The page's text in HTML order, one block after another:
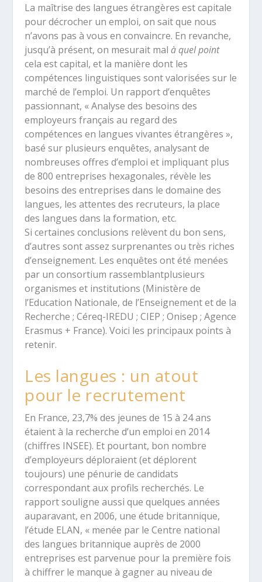
La maîtrise des langues étrangères est capitale
pour décrocher un emploi, on sait que nous
n’avons pas à vous en convaincre. En revanche,
jusqu’à présent, on mesurait mal à quel point
cela est capital, et la manière dont les
compétences linguistiques sont valorisées sur le
marché de l’emploi. Un rapport d’enquêtes
passionnant, « Analyse des besoins des
employeurs français au regard des
compétences en langues vivantes étrangères »,
basé sur plusieurs enquêtes, analysant de
nombreuses offres d’emploi et impliquant plus
de 800 entreprises hexagonales, révèle les
besoins des entreprises dans le domaine des
langues, les attentes des recruteurs, la place
des langues dans la formation, etc.
Si certaines conclusions relèvent du bon sens,
d’autres sont assez surprenantes ou très riches
d’enseignement. Les enquêtes ont été menées
par un consortium rassemblantplusieurs
organismes et institutions (Ministère de
l’Education Nationale, de l’Enseignement et de la
Recherche ; Céreq-IREDU ; CIEP ; Onisep ; Agence
Erasmus + France). Voici les principaux points à
retenir.
Les langues : un atout
pour le recrutement
En France, 23,7% des jeunes de 15 à 24 ans
étaient à la recherche d’un emploi en 2014
(chiffres INSEE). Et pourtant, bon nombre
d’employeurs déploraient (et déplorent
toujours) une pénurie de candidats
correspondant aux profils recherchés. Le
rapport souligne aussi que quelques années
auparavant, en 2006, une étude britannique,
l’étude ELAN, « menée par le Centre national
des langues britannique auprès de 2000
entreprises est parvenue pour la première fois
à chiffrer le manque à gagner au niveau de